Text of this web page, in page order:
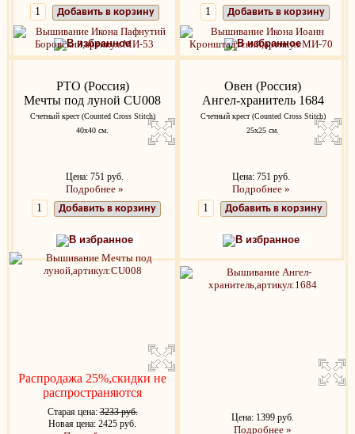
Цена: 751 руб.
Подробнее »
Добавить в корзину
В избранное
Цена: 751 руб.
Подробнее »
Добавить в корзину
В избранное
Добавить в корзину
В избранное
Добавить в корзину
В избранное
РТО (Россия)
Мечты под луной CU008
Счетный крест (Counted Cross Stitch)
40х40 см.
Распродажа 25%,скидки не
распространяются
Старая цена:3233 руб.
Новая цена: 2425 руб.
Овен (Россия)
Ангел-хранитель 1684
Счетный крест (Counted Cross Stitch)
25х25 см.
Цена: 1399 руб.
Подробнее »